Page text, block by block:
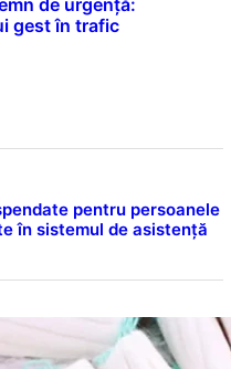
gest în trafic
pentru persoanele
în sistemul de asistență
O analiză profundă
metale toxice